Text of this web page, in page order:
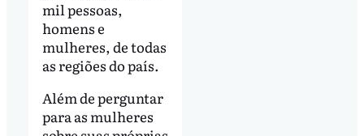
mil pessoas,
homens e
mulheres, de todas
as regiões do país.
Além de perguntar
para as mulheres